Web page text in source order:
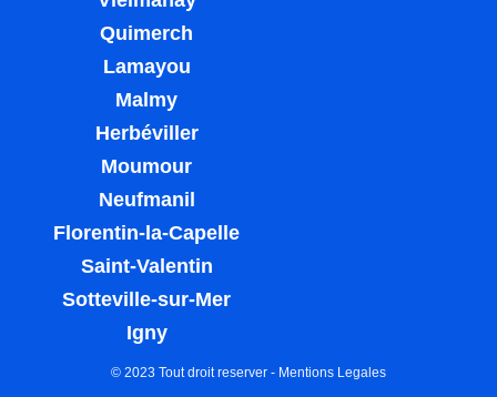
Quimerch
Lamayou
Malmy
Herbéviller
Moumour
Neufmanil
Florentin-la-Capelle
Saint-Valentin
Sotteville-sur-Mer
Igny
© 2023 Tout droit reserver - Mentions Legales